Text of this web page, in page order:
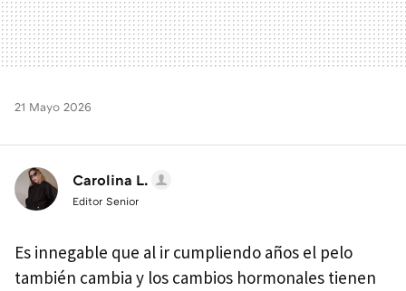
21 Mayo 2026
Carolina L.
Editor Senior
Es innegable que al ir cumpliendo años el pelo
también cambia y los cambios hormonales tienen